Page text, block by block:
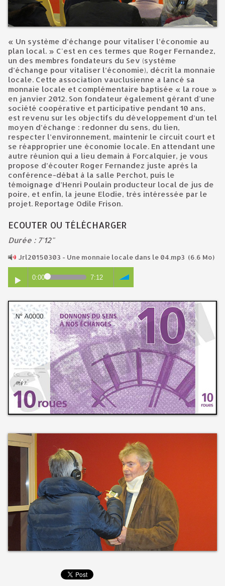
« Un système d’échange pour vitaliser l’économie au
plan local. » C'est en ces termes que Roger Fernandez,
un des membres fondateurs du Sev (système
d’échange pour vitaliser l’économie), décrit la monnaie
locale. Cette association vauclusienne a lancé sa
monnaie locale et complémentaire baptisée « la roue »
en janvier 2012. Son fondateur également gérant d'une
société coopérative et participative pendant 10 ans,
est revenu sur les objectifs du développement d’un tel
moyen d’échange : redonner du sens, du lien,
respecter l’environnement, maintenir le circuit court et
se réapproprier une économie locale. En attendant une
autre réunion qui a lieu demain à Forcalquier, je vous
propose d’écouter Roger Fernandez juste après la
conférence-débat à la salle Perchot, puis le
témoignage d’Henri Poulain producteur local de jus de
poire, et enfin, la jeune Elodie, très intéressée par le
projet. Reportage Odile Frison.
ECOUTER OU TÉLÉCHARGER
Durée : 7'12"
Jrl20150303 - Une monnaie locale dans le 04.mp3 (6.6 Mo)
0:00 7:12